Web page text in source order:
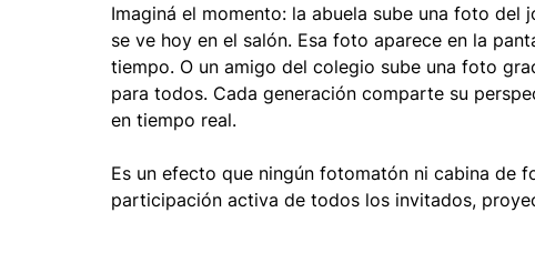
Imaginá el momento: la abuela sube una foto
se ve hoy en el salón. Esa foto aparece en la
tiempo. O un amigo del colegio sube una foto
para todos. Cada generación comparte su
en tiempo real.
Es un efecto que ningún fotomatón ni cabina de
participación activa de todos los invitados,